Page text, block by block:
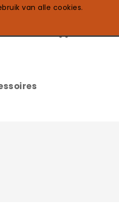
van alle cookies.